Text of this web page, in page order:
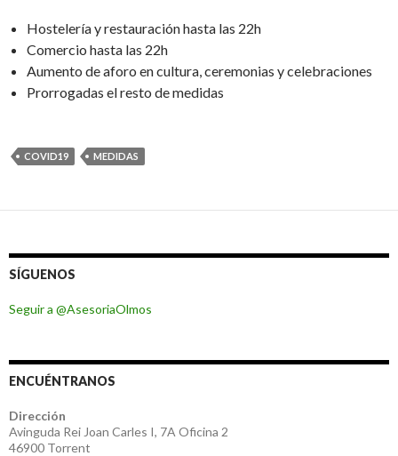
Hostelería y restauración hasta las 22h
Comercio hasta las 22h
Aumento de aforo en cultura, ceremonias y celebraciones
Prorrogadas el resto de medidas
COVID19 MEDIDAS
SÍGUENOS
Seguir a @AsesoriaOlmos
ENCUÉNTRANOS
Dirección
Avinguda Rei Joan Carles I, 7A Oficina 2
46900 Torrent